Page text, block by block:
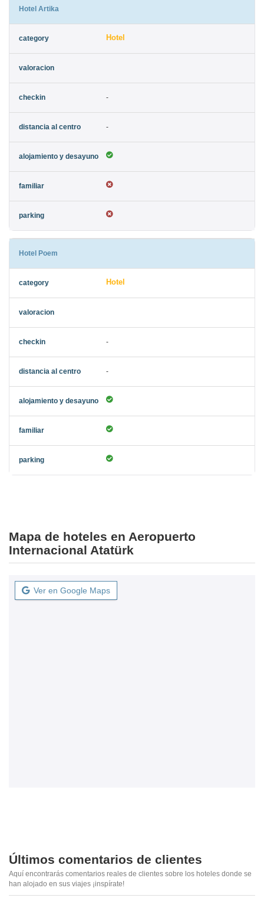
Hotel Artika
Hotel
-
-
Hotel Poem
Hotel
-
-
Mapa de hoteles en Aeropuerto
Internacional Atatürk
Ver en Google Maps
Últimos comentarios de clientes
Aquí encontrarás comentarios reales de clientes sobre los hoteles donde se
han alojado en sus viajes ¡inspírate!